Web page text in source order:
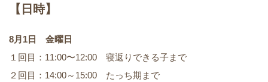
【日時】
8月1日 金曜日
１回目：11:00〜12:00 寝返りできる子まで
２回目：14:00～15:00 たっち期まで